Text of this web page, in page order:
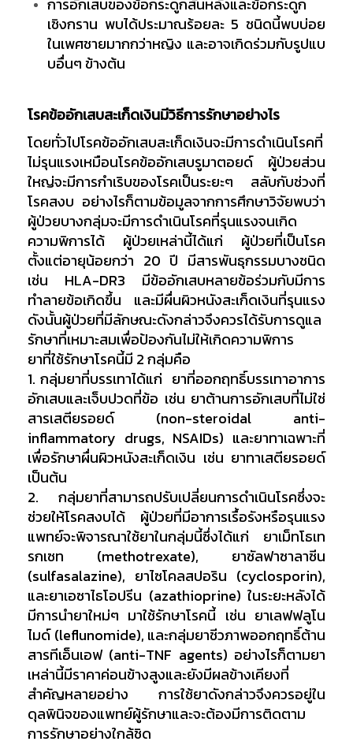
การอักเสบของข้อกระดูกสันหลังและข้อกระดูก
เชิงกราน พบได้ประมาณร้อยละ 5 ชนิดนี้พบบ่อย
ในเพศชายมากกว่าหญิง และอาจเกิดร่วมกับรูปแบ
บอื่นๆ ข้างต้น
โรคข้ออักเสบสะเก็ดเงินมีวิธีการรักษาอย่างไร
โดยทั่วไปโรคข้ออักเสบสะเก็ดเงินจะมีการดำเนินโรคที่
ไม่รุนแรงเหมือนโรคข้ออักเสบรูมาตอยด์ ผู้ป่วยส่วน
ใหญ่จะมีการกำเริบของโรคเป็นระยะๆ สลับกับช่วงที่
โรคสงบ อย่างไรก็ตามข้อมูลจากการศึกษาวิจัยพบว่า
ผู้ป่วยบางกลุ่มจะมีการดำเนินโรคที่รุนแรงจนเกิด
ความพิการได้ ผู้ป่วยเหล่านี้ได้แก่ ผู้ป่วยที่เป็นโรค
ตั้งแต่อายุน้อยกว่า 20 ปี มีสารพันธุกรรมบางชนิด
เช่น HLA-DR3 มีข้ออักเสบหลายข้อร่วมกับมีการ
ทำลายข้อเกิดขึ้น และมีผื่นผิวหนังสะเก็ดเงินที่รุนแรง
ดังนั้นผู้ป่วยที่มีลักษณะดังกล่าวจึงควรได้รับการดูแล
รักษาที่เหมาะสมเพื่อป้องกันไม่ให้เกิดความพิการ
ยาที่ใช้รักษาโรคนี้มี 2 กลุ่มคือ
1. กลุ่มยาที่บรรเทาได้แก่ ยาที่ออกฤทธิ์บรรเทาอาการ
อักเสบและเจ็บปวดที่ข้อ เช่น ยาต้านการอักเสบที่ไม่ใช่
สารเสตียรอยด์ (non-steroidal anti-
inflammatory drugs, NSAIDs) และยาทาเฉพาะที่
เพื่อรักษาผื่นผิวหนังสะเก็ดเงิน เช่น ยาทาเสตียรอยด์
เป็นต้น
2. กลุ่มยาที่สามารถปรับเปลี่ยนการดำเนินโรคซึ่งจะ
ช่วยให้โรคสงบได้ ผู้ป่วยที่มีอาการเรื้อรังหรือรุนแรง
แพทย์จะพิจารณาใช้ยาในกลุ่มนี้ซึ่งได้แก่ ยาเม็ทโธเท
รกเซท (methotrexate), ยาซัลฟาซาลาซีน
(sulfasalazine), ยาไซโคลสปอริน (cyclosporin),
และยาเอซาไธโอปรีน (azathioprine) ในระยะหลังได้
มีการนำยาใหม่ๆ มาใช้รักษาโรคนี้ เช่น ยาเลฟฟลูโน
ไมด์ (leflunomide), และกลุ่มยาชีวภาพออกฤทธิ์ต้าน
สารทีเอ็นเอฟ (anti-TNF agents) อย่างไรก็ตามยา
เหล่านี้มีราคาค่อนข้างสูงและยังมีผลข้างเคียงที่
สำคัญหลายอย่าง การใช้ยาดังกล่าวจึงควรอยู่ใน
ดุลพินิจของแพทย์ผู้รักษาและจะต้องมีการติดตาม
การรักษาอย่างใกล้ชิด